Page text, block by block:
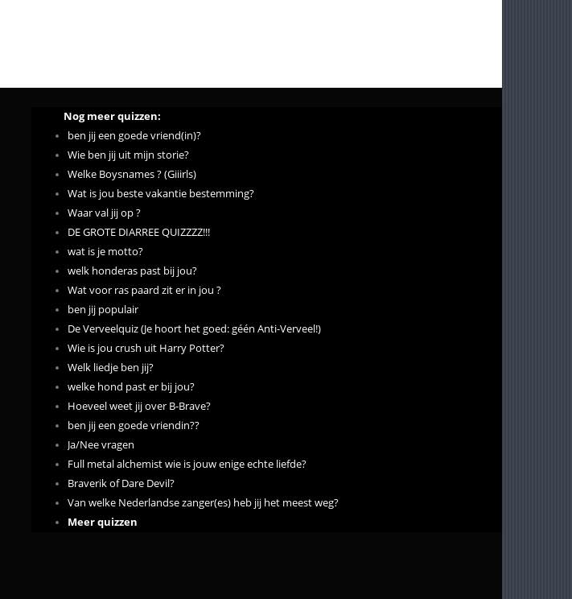
Nog meer quizzen:
ben jij een goede vriend(in)?
Wie ben jij uit mijn storie?
Welke Boysnames ? (Giiirls)
Wat is jou beste vakantie bestemming?
Waar val jij op ?
DE GROTE DIARREE QUIZZZZ!!!
wat is je motto?
welk honderas past bij jou?
Wat voor ras paard zit er in jou ?
ben jij populair
De Verveelquiz (Je hoort het goed: géén Anti-Verveel!)
Wie is jou crush uit Harry Potter?
Welk liedje ben jij?
welke hond past er bij jou?
Hoeveel weet jij over B-Brave?
ben jij een goede vriendin??
Ja/Nee vragen
Full metal alchemist wie is jouw enige echte liefde?
Braverik of Dare Devil?
Van welke Nederlandse zanger(es) heb jij het meest weg?
Meer quizzen